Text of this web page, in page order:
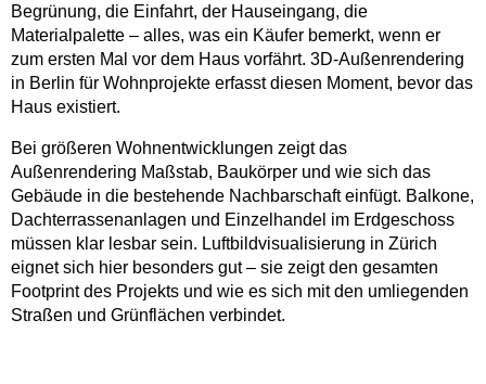
Begrünung, die Einfahrt, der Hauseingang, die
Materialpalette – alles, was ein Käufer bemerkt, wenn er
zum ersten Mal vor dem Haus vorfährt. 3D-Außenrendering
in Berlin für Wohnprojekte erfasst diesen Moment, bevor das
Haus existiert.
Bei größeren Wohnentwicklungen zeigt das
Außenrendering Maßstab, Baukörper und wie sich das
Gebäude in die bestehende Nachbarschaft einfügt. Balkone,
Dachterrassenanlagen und Einzelhandel im Erdgeschoss
müssen klar lesbar sein. Luftbildvisualisierung in Zürich
eignet sich hier besonders gut – sie zeigt den gesamten
Footprint des Projekts und wie es sich mit den umliegenden
Straßen und Grünflächen verbindet.